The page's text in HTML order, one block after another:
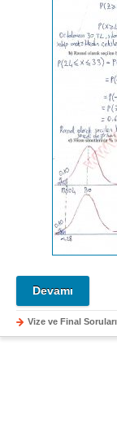
Devamı
Vize ve Final Soruları